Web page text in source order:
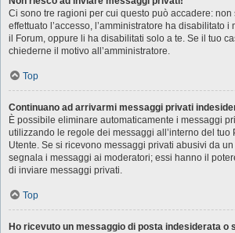
Ci sono tre ragioni per cui questo può accadere: non
effettuato l’accesso, l’amministratore ha disabilitato
il Forum, oppure li ha disabilitati solo a te. Se il tuo
chiederne il motivo all’amministratore.
Top
Continuano ad arrivarmi messaggi privati
È possibile eliminare automaticamente i messaggi
utilizzando le regole dei messaggi all’interno del
Utente. Se si ricevono messaggi privati ​​abusivi da
segnala i messaggi ai moderatori; essi hanno il
di inviare messaggi privati​​.
Top
Ho ricevuto un messaggio di posta indesiderata o